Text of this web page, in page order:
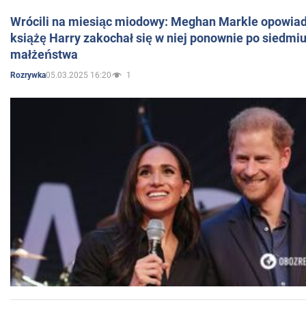
Wrócili na miesiąc miodowy: Meghan Markle
książę Harry zakochał się w niej ponownie po
małżeństwa
Rozrywka05.03.2025 16:20 1